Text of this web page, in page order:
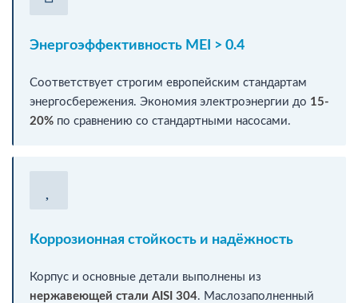
Энергоэффективность MEI > 0.4
Соответствует строгим европейским стандартам
энергосбережения. Экономия электроэнергии до 15-
20% по сравнению со стандартными насосами.
Коррозионная стойкость и надёжность
Корпус и основные детали выполнены из
нержавеющей стали AISI 304. Маслозаполненный